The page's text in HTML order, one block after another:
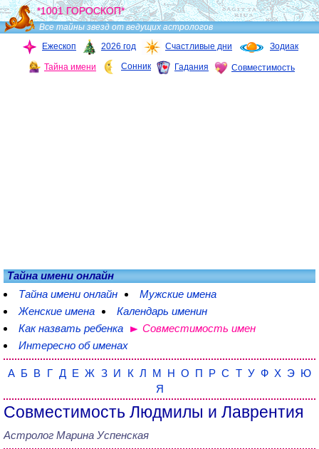
*1001 ГОРОСКОП*
Все тайны звезд от ведущих астрологов
Ежескоп
2026 год Счастливые дни Зодиак
Тайна имени Сонник Гадания Совместимость
Тайна имени онлайн
Тайна имени онлайн
Мужские имена
Женские имена
Календарь именин
Как назвать ребенка
Совместимость имен
Интересно об именах
А Б В Г Д Е Ж З И К Л М Н О П Р С Т У Ф Х Э Ю
Я
Совместимость Людмилы и Лаврентия
Астролог Марина Успенская